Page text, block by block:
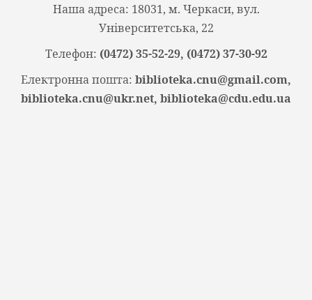
Наша адреса: 18031, м. Черкаси, вул.
Університетська, 22
Телефон: (0472) 35-52-29, (0472) 37-30-92
Електронна пошта: biblioteka.cnu@gmail.com,
biblioteka.cnu@ukr.net, biblioteka@cdu.edu.ua